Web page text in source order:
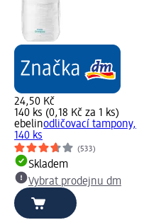
24,50 Kč
140 ks (0,18 Kč za 1 ks)
ebelinodličovací tampony,
140 ks
(533)
Skladem
Vybrat prodejnu dm